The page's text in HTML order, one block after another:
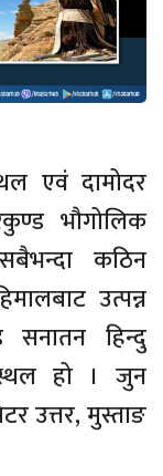
एवं दामोदर
भौगोलिक
कठिन
उत्पन्न
हिन्दु
हो । जुन
उत्तर, मुस्ताङ